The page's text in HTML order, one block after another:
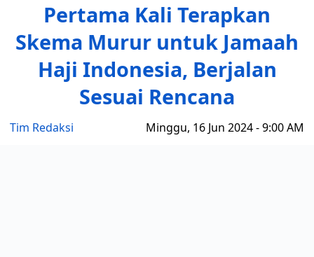
Pertama Kali Terapkan
Skema Murur untuk Jamaah
Haji Indonesia, Berjalan
Sesuai Rencana
Tim Redaksi Minggu, 16 Jun 2024 - 9:00 AM